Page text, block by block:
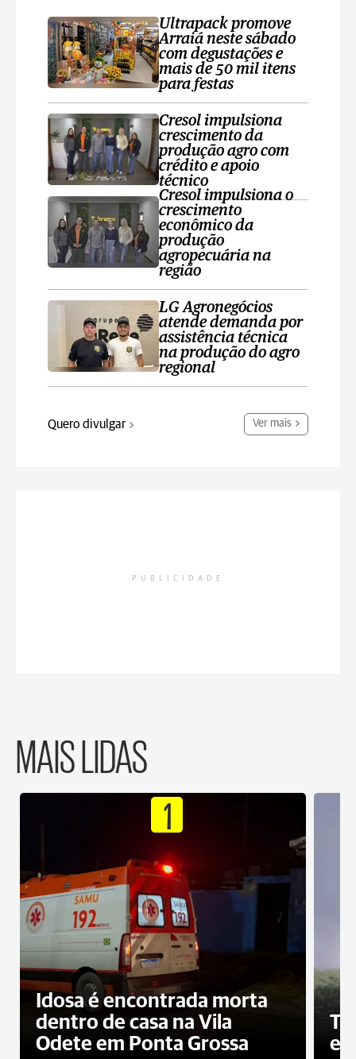
Ultrapack promove
Arraiá neste sábado
com degustações e
mais de 50 mil itens
para festas
Cresol impulsiona
crescimento da
produção agro com
crédito e apoio
técnico
Cresol impulsiona o
crescimento
econômico da
produção
agropecuária na
região
LG Agronegócios
atende demanda por
assistência técnica
na produção do agro
regional
Quero divulgar Ver mais
PUBLICIDADE
MAIS LIDAS
1
Idosa é encontrada morta
dentro de casa na Vila
Odete em Ponta Grossa
e